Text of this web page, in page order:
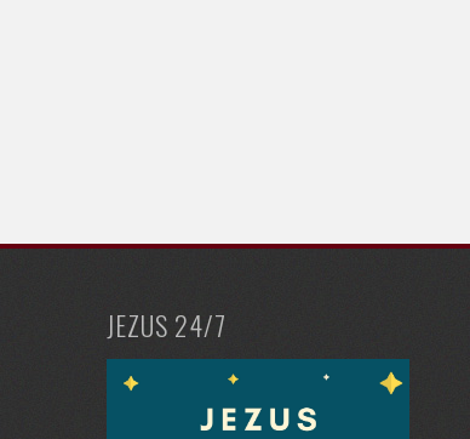
JEZUS 24/7